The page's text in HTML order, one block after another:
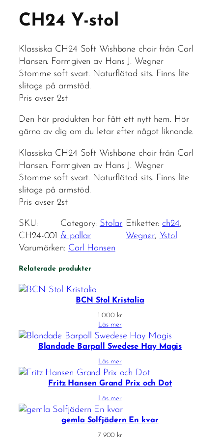
CH24 Y-stol
Klassiska CH24 Soft Wishbone chair från Carl
Hansen. Formgiven av Hans J. Wegner
Stomme soft svart. Naturflätad sits. Finns lite
slitage på armstöd.
Pris avser 2st
Den här produkten har fått ett nytt hem. Hör
gärna av dig om du letar efter något liknande.
Klassiska CH24 Soft Wishbone chair från Carl
Hansen. Formgiven av Hans J. Wegner
Stomme soft svart. Naturflätad sits. Finns lite
slitage på armstöd.
Pris avser 2st
SKU:
CH24-001
Category: Stolar
& pallar
Etiketter: ch24
Wegner, Ystol
Varumärken: Carl Hansen
Relaterade produkter
BCN Stol Kristalia
1 000 kr
Läs mer
Blandade Barpall Swedese Hay Magis
Läs mer
Fritz Hansen Grand Prix och Dot
Läs mer
gemla Solfjädern En kvar
7 900 kr